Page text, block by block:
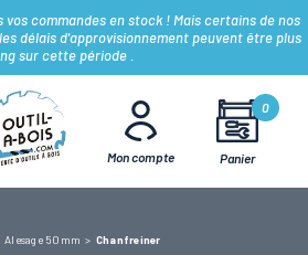
vos commandes en stock ! Mais certains de nos
délais d'approvisionnement peuvent être plus
sur cette période .
Mon compte Panier
0
FRAISES & FORETS
& DISQUES
Alesage 50mm Chanfreiner